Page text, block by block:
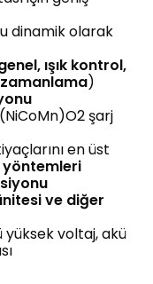
dinamik olarak
ışık kontrol,
)
(NiCoMn)O2 şarj
en üst
yöntemleri
ve diğer
voltaj, akü